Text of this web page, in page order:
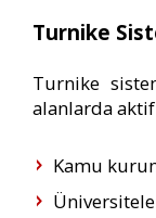
Turnike
Turnike
alanlarda
Kamu